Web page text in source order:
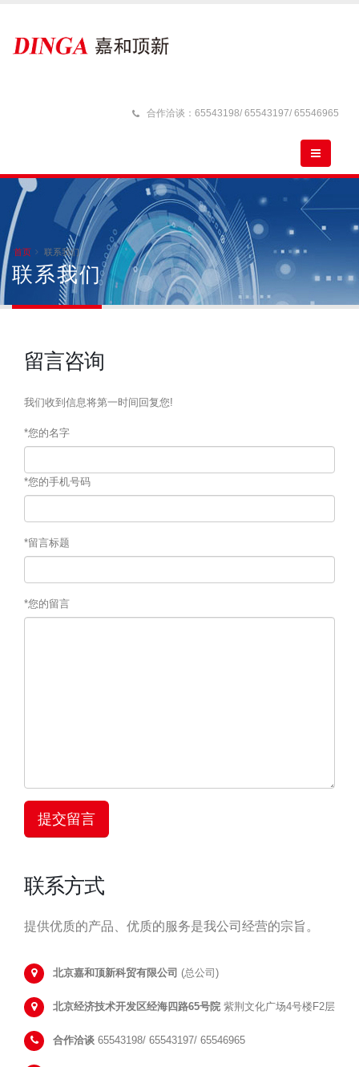
合作洽谈：65543198/ 65543197/ 65546965
首页 联系我们
联系我们
留言咨询
我们收到信息将第一时间回复您!
*您的名字
*您的手机号码
*留言标题
*您的留言
联系方式
提供优质的产品、优质的服务是我公司经营的宗旨。
北京嘉和顶新科贸有限公司 (总公司)
北京经济技术开发区经海四路65号院 紫荆文化广场4号楼F2层
合作洽谈 65543198/ 65543197/ 65546965